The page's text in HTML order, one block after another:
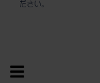
ださい。